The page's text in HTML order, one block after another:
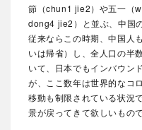
節（chun1 jie2）や五一（
dong4 jie2）と並ぶ、中国
従来なら この時期、中国人
いは帰省）し、全人口の半
いて、日本でもインバウン
が、ここ数年は世界的なコ
移動も制限されている状況で
景が戻ってきて欲しいもので